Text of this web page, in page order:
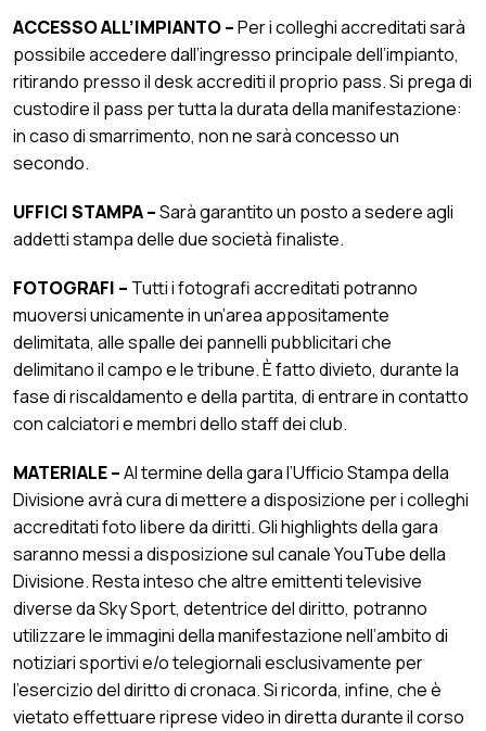
ACCESSO ALL’IMPIANTO –Per i colleghi accreditati sarà
possibile accedere dall’ingresso principale dell’impianto,
ritirando presso il desk accrediti il proprio pass. Si prega di
custodire il pass per tutta la durata della manifestazione:
in caso di smarrimento, non ne sarà concesso un
secondo.
UFFICI STAMPA –Sarà garantito un posto a sedere agli
addetti stampa delle due società finaliste.
FOTOGRAFI – Tutti i fotografi accreditati potranno
muoversi unicamente in un’area appositamente
delimitata, alle spalle dei pannelli pubblicitari che
delimitano il campo e le tribune. È fatto divieto, durante la
fase di riscaldamento e della partita, di entrare in contatto
con calciatori e membri dello staff dei club.
MATERIALE –Al termine della gara l’Ufficio Stampa della
Divisione avrà cura di mettere a disposizione per i colleghi
accreditati foto libere da diritti. Gli highlights della gara
saranno messi a disposizione sul canale YouTube della
Divisione. Resta inteso che altre emittenti televisive
diverse da Sky Sport, detentrice del diritto, potranno
utilizzare le immagini della manifestazione nell’ambito di
notiziari sportivi e/o telegiornali esclusivamente per
l’esercizio del diritto di cronaca. Si ricorda, infine, che è
vietato effettuare riprese video in diretta durante il corso